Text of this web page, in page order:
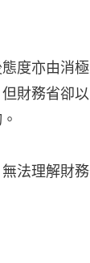
度亦由消
財務省卻
法理解財